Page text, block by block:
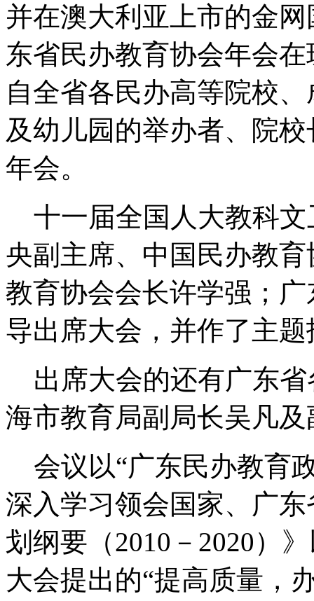
并在澳大利亚上市的金
东省民办教育协会年会
自全省各民办高等院校
及幼儿园的举办者、院
年会。
十一届全国人大教科文
央副主席、中国民办教
教育协会会长许学强；
导出席大会，并作了主
出席大会的还有广东省
海市教育局副局长吴凡
会议以“广东民办教育
深入学习领会国家、广
划纲要（2010－2020）
大会提出的“提高质量，